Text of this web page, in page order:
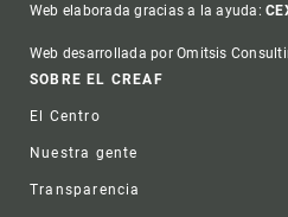
Web elaborada gracias a la ayuda:
Web desarrollada por Omitsis
Footer
SOBRE EL CREAF
El Centro
Nuestra gente
Transparencia